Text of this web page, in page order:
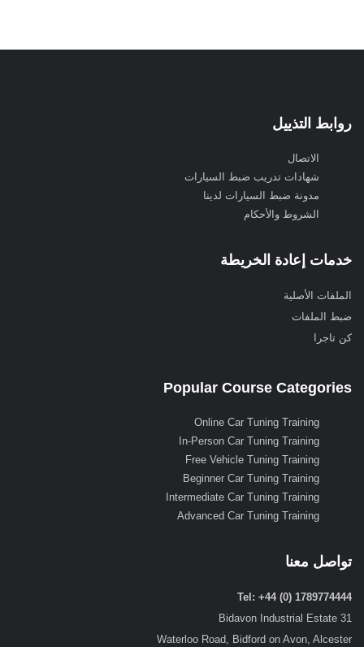
روابط التذييل
الاتصال
شهادات تدريب ضبط السيارات
مدونة ضبط السيارات لدينا
الشروط والأحكام
خدمات إعادة الخريطة
الملفات الأصلية
ضبط الملفات
كن تاجرا
Popular Course Categories
Online Car Tuning Training
In-Person Car Tuning Training
Free Vehicle Tuning Training
Beginner Car Tuning Training
Intermediate Car Tuning Training
Advanced Car Tuning Training
تواصل معنا
Tel: +44 (0) 1789774444
31 Bidavon Industrial Estate
Waterloo Road, Bidford on Avon, Alcester